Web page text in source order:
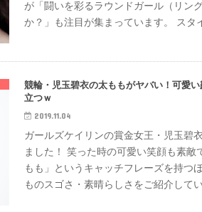
が「闘いを彩るラウンドガール（リン
か？」も注目が集まっています。 スタ
競輪・児玉碧衣の太ももがヤバい！可愛
立つｗ
2019.11.04
ガールズケイリンの賞金女王・児玉碧
ました！ 笑った時の可愛い笑顔も素敵
もも」というキャッチフレーズを持つ
ものスゴさ・素晴らしさをご紹介して